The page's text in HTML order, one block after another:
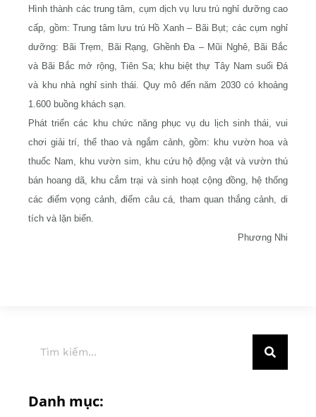
Hình thành các trung tâm, cụm dịch vụ lưu trú nghỉ dưỡng cao
cấp, gồm: Trung tâm lưu trú Hồ Xanh – Bãi Bụt; các cụm nghỉ
dưỡng: Bãi Trẹm, Bãi Rạng, Ghềnh Đa – Mũi Nghê, Bãi Bắc
và Bãi Bắc mở rộng, Tiên Sa; khu biệt thự Tây Nam suối Đá
và khu nhà nghỉ sinh thái. Quy mô đến năm 2030 có khoảng
1.600 buồng khách sạn.
Phát triển các khu chức năng phục vụ du lịch sinh thái, vui
chơi giải trí, thể thao và ngắm cảnh, gồm: khu vườn hoa và
thuốc Nam, khu vườn sim, khu cứu hộ động vật và vườn thú
bán hoang dã, khu cắm trại và sinh hoạt cộng đồng, hệ thống
các điểm vọng cảnh, điểm câu cá, tham quan thắng cảnh, di
tích và lặn biển.
Phương Nhi
Danh mục: